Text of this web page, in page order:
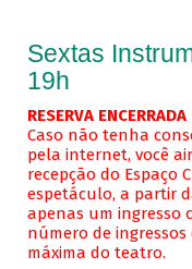
Sextas
19h
RESERVA ENCERRADA
Caso não tenha
pela internet, você
recepção do Espaço
espetáculo, a partir
apenas um ingresso
número de
máxima do teatro.